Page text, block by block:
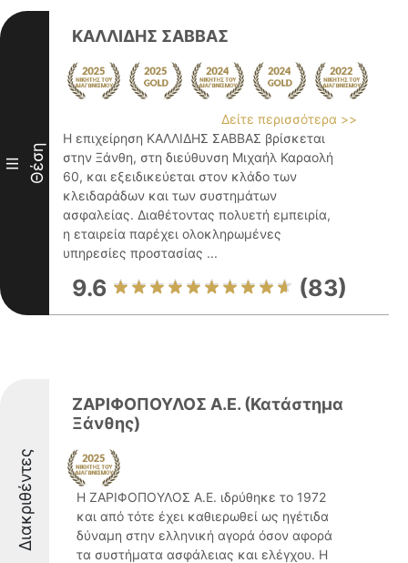
III Θέση
ΚΑΛΛΙΔΗΣ ΣΑΒΒΑΣ
Δείτε περισσότερα >>
Η επιχείρηση ΚΑΛΛΙΔΗΣ ΣΑΒΒΑΣ βρίσκεται
στην Ξάνθη, στη διεύθυνση Μιχαήλ Καραολή
60, και εξειδικεύεται στον κλάδο των
κλειδαράδων και των συστημάτων
ασφαλείας. Διαθέτοντας πολυετή εμπειρία,
η εταιρεία παρέχει ολοκληρωμένες
υπηρεσίες προστασίας ...
9.6 (83)
Διακριθέντες
ΖΑΡΙΦΟΠΟΥΛΟΣ Α.Ε. (Κατάστημα
Ξάνθης)
Η ΖΑΡΙΦΟΠΟΥΛΟΣ Α.Ε. ιδρύθηκε το 1972
και από τότε έχει καθιερωθεί ως ηγέτιδα
δύναμη στην ελληνική αγορά όσον αφορά
τα συστήματα ασφάλειας και ελέγχου. Η